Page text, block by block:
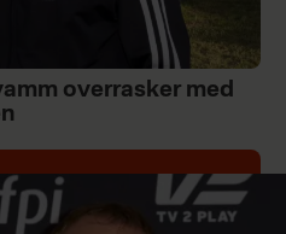
overrasker med